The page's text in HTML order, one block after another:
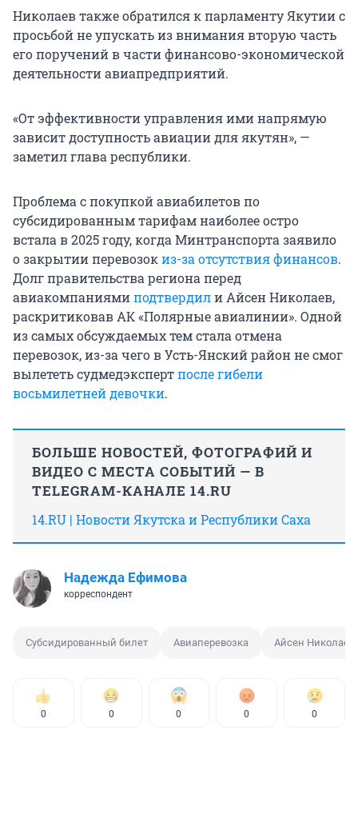
Николаев также обратился к парламенту Якутии с
просьбой не упускать из внимания вторую часть
его поручений в части финансово-экономической
деятельности авиапредприятий.
«От эффективности управления ими напрямую
зависит доступность авиации для якутян», —
заметил глава республики.
Проблема с покупкой авиабилетов по
субсидированным тарифам наиболее остро
встала в 2025 году, когда Минтранспорта заявило
о закрытии перевозокиз-за отсутствия финансов.
Долг правительства региона перед
авиакомпаниямиподтвердили Айсен Николаев,
раскритиковав АК «Полярные авиалинии». Одной
из самых обсуждаемых тем стала отмена
перевозок, из-за чего в Усть-Янский район не смог
вылететь судмедэкспертпосле гибели
восьмилетней девочки.
БОЛЬШЕ НОВОСТЕЙ, ФОТОГРАФИЙ И
ВИДЕО С МЕСТА СОБЫТИЙ — В
TELEGRAM-КАНАЛЕ 14.RU
14.RU | Новости Якутска и Республики Саха
Надежда Ефимова
корреспондент
Субсидированный билет Авиаперевозка Айсен Николаев
0 0 0 0 0